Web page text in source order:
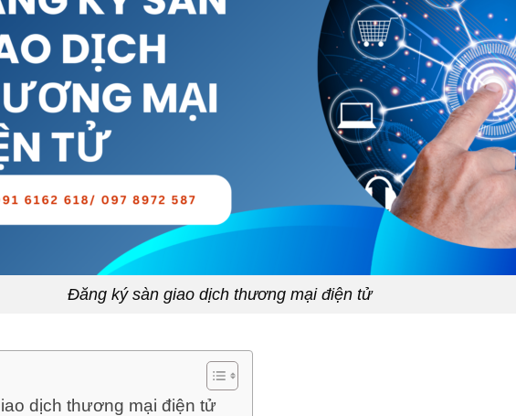
Đăng ký sàn giao dịch thương mại điện tử
dịch thương mại điện tử